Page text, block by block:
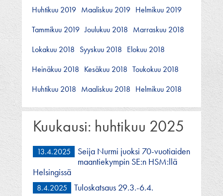
Huhtikuu 2019 Maaliskuu 2019 Helmikuu 2019
Tammikuu 2019 Joulukuu 2018 Marraskuu 2018
Lokakuu 2018 Syyskuu 2018 Elokuu 2018
Heinäkuu 2018 Kesäkuu 2018 Toukokuu 2018
Huhtikuu 2018 Maaliskuu 2018 Helmikuu 2018
Kuukausi: huhtikuu 2025
13.4.2025
Seija Nurmi juoksi 70-vuotiaiden
maantiekympin SE:n HSM:llä
Helsingissä
8.4.2025 Tuloskatsaus 29.3.-6.4.